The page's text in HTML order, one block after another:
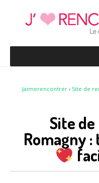
Jaimerencontrer› Site de
Site
Romagny